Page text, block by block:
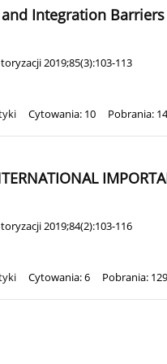
Integration Barriers
2019;85(3):103-113
Cytowania: 10 Pobrania:
2019;84(2):103-116
Cytowania: 6 Pobrania: 129